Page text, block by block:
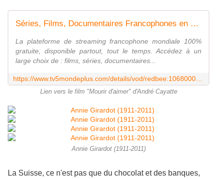
Séries, Films, Documentaires Francophones en streaming | TV5MONDEplus
La plateforme de streaming francophone mondiale 100%
gratuite, disponible partout, tout le temps. Accédez à un
large choix de : films, séries, documentaires...
Lien vers le film "Mourir d'aimer" d'André Cayatte
Annie Girardot (1911-2011)
La Suisse, ce n'est pas que du chocolat et des banques,